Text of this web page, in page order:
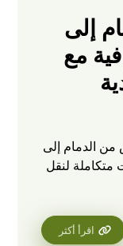
إلى
مع
الدمام إلى
متكاملة لنقل
اقرأ أكثر